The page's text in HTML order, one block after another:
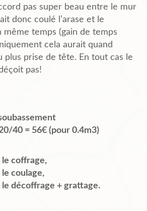
pas super beau entre le mur
donc coulé l’arase et le
même temps (gain de temps
cela aurait quand
plus prise de tête. En tout cas le
pas!
40 = 56€ (pour 0.4m3)
le coffrage,
coulage,
le décoffrage + grattage.